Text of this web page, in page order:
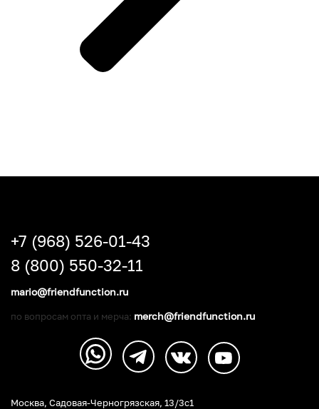
Москва, Садовая-Черногрязская, 13/3c1
+7 (968) 526-01-43
8 (800) 550-32-11
mario@friendfunction.ru
по вопросам опта и мерча: merch@friendfunction.ru